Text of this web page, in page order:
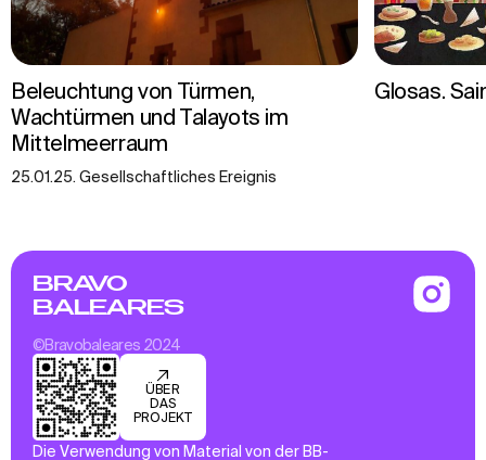
Beleuchtung von Türmen,
Wachtürmen und Talayots im
Mittelmeerraum
25.01.25. Gesellschaftliches Ereignis
Glosas.
BRAVO
BALEARES
©Bravobaleares 2024
ÜBER
DAS
PROJEKT
Die Verwendung von Material von der BB-